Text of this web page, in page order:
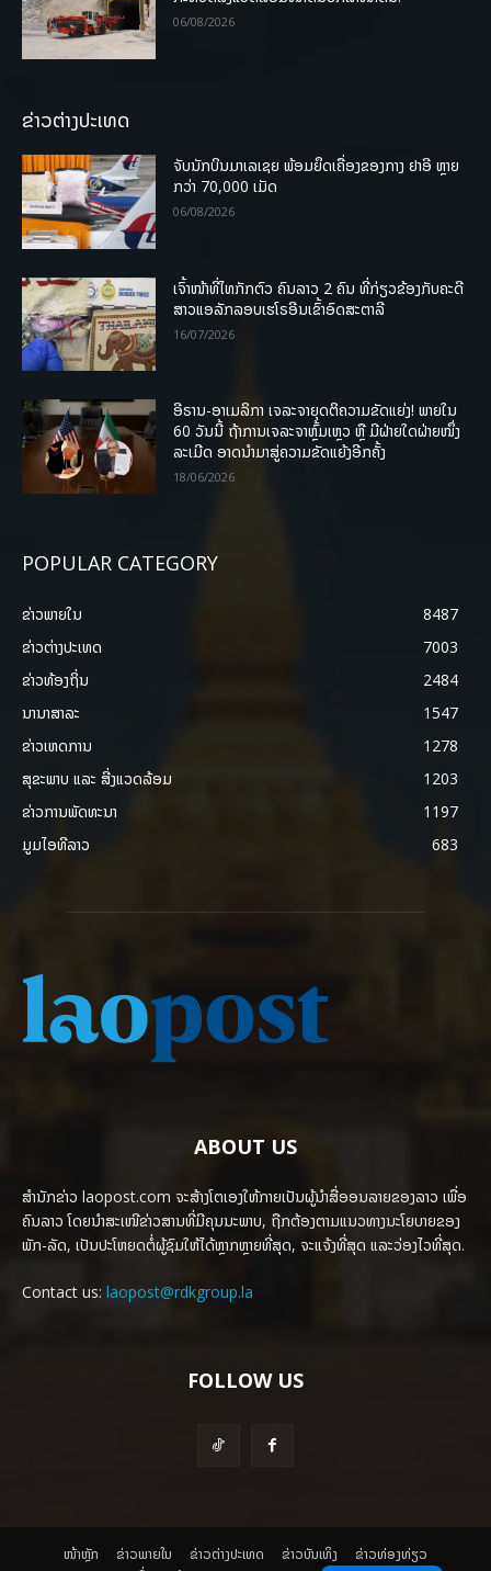
06/08/2026
ຂ່າວຕ່າງປະເທດ
ຈັບນັກບິນມາເລເຊຍ ພ້ອມຍຶດເຄື່ອງຂອງກາງ ຢາອີ ຫຼາຍ
ກວ່າ 70,000 ເມັດ
06/08/2026
ເຈົ້າໜ້າທີ່ໄທກັກຕົວ ຄົນລາວ 2 ຄົນ ທີ່ກ່ຽວຂ້ອງກັບຄະດີ
ສາວແອລັກລອບເຮໂຣອີນເຂົ້າອົດສະຕາລີ
16/07/2026
ອີຣານ-ອາເມລິກາ ເຈລະຈາຍຸດຕິຄວາມຂັດແຍ່ງ! ພາຍໃນ
60 ວັນນີ້ ຖ້າການເຈລະຈາຫຼົ້ມເຫຼວ ຫຼື ມີຝ່າຍໃດຝ່າຍໜຶ່ງ
ລະເມີດ ອາດນໍາມາສູ່ຄວາມຂັດແຍ້ງອີກຄັ້ງ
18/06/2026
POPULAR CATEGORY
ຂ່າວພາຍ​ໃນ
8487
ຂ່າວຕ່າງປະເທດ
7003
ຂ່າວທ້ອງຖິ່ນ
2484
ນານາສາລະ
1547
ຂ່າວເຫດການ
1278
ສຸຂະພາບ ແລະ ສີ່ງແວດລ້ອມ
1203
ຂ່າວການພັດທະນາ
1197
ມູມໄອທີລາວ
683
ABOUT US
ສຳນັກຂ່າວ laopost.com ຈະສ້າງໂຕເອງໃຫ້ກາຍເປັນຜູ້ນຳສື່ອອນລາຍຂອງລາວ ເພື່ອ
ຄົນລາວ ໂດຍນຳສະເໜີຂ່າວສານທີ່ມີຄຸນນະພາບ, ຖືກຕ້ອງຕາມແນວທາງນະໂຍບາຍຂອງ
ພັກ-ລັດ, ເປັນປະໂຫຍດຕໍ່ຜູ້ຊົມໃຫ້ໄດ້ຫຼາກຫຼາຍທີ່ສຸດ, ຈະແຈ້ງທີ່ສຸດ ແລະວ່ອງໄວທີ່ສຸດ.
Contact us: laopost@rdkgroup.la
FOLLOW US
ໜ້າຫຼັກ ຂ່າວພາຍ​ໃນ ຂ່າວຕ່າງປະເທດ ​ຂ່າວບັນເທິງ
​ຂ່າວທ່ອງທ່ຽວ